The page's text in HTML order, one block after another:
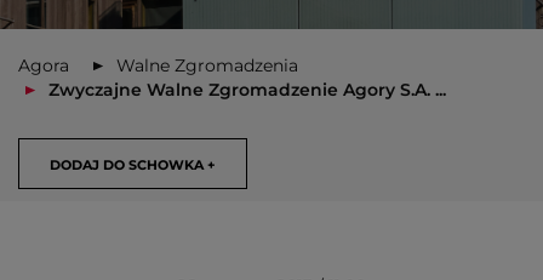
Agora
Walne Zgromadzenia
Zwyczajne Walne Zgromadzenie Agory S.A. ...
DODAJ DO SCHOWKA +